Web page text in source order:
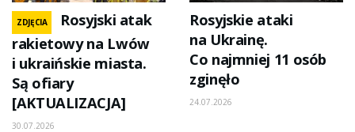
ZDJĘCIA
Rosyjski atak
rakietowy na Lwów
i ukraińskie miasta.
Są ofiary
[AKTUALIZACJA]
30.07.2026
Rosyjskie ataki
na Ukrainę.
Co najmniej 11 osób
zginęło
24.07.2026